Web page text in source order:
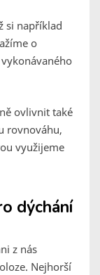
si například
o
ovlivnit také
rovnováhu,
využijeme
dýchání
z nás
Nejhorší